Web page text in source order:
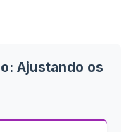
Ajustando os